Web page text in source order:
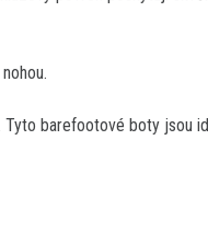
barefootové boty jsou